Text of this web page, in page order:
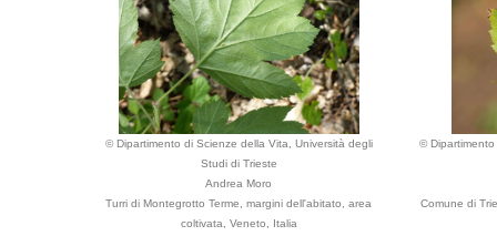
© Dipartimento di Scienze della Vita, Università degli
Studi di Trieste
Andrea Moro
Turri di Montegrotto Terme, margini dell'abitato, area
coltivata, Veneto, Italia
©
Comune di